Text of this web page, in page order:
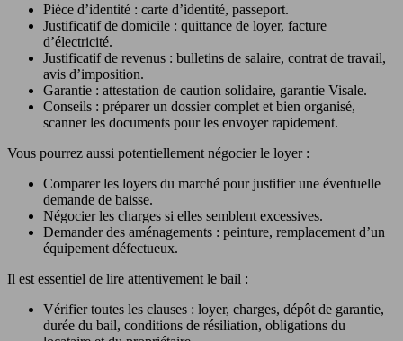
Pièce d’identité : carte d’identité, passeport.
Justificatif de domicile : quittance de loyer, facture
d’électricité.
Justificatif de revenus : bulletins de salaire, contrat de travail,
avis d’imposition.
Garantie : attestation de caution solidaire, garantie Visale.
Conseils : préparer un dossier complet et bien organisé,
scanner les documents pour les envoyer rapidement.
Vous pourrez aussi potentiellement négocier le loyer :
Comparer les loyers du marché pour justifier une éventuelle
demande de baisse.
Négocier les charges si elles semblent excessives.
Demander des aménagements : peinture, remplacement d’un
équipement défectueux.
Il est essentiel de lire attentivement le bail :
Vérifier toutes les clauses : loyer, charges, dépôt de garantie,
durée du bail, conditions de résiliation, obligations du